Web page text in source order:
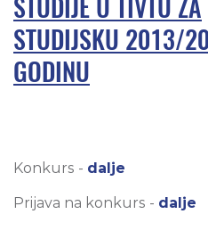
STUDIJE U TIVTU ZA
STUDIJSKU 2013/
GODINU
Konkurs - dalje
Prijava na konkurs - dalje